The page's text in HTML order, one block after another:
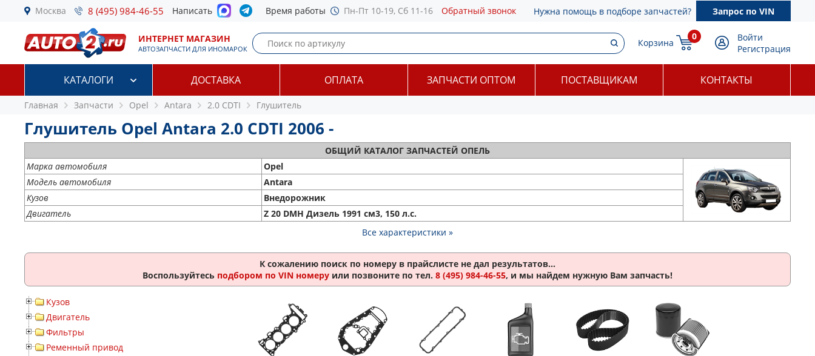
Москва 8 (495) 984-46-55 Написать Время работы Пн-Пт 10-19, Сб 11-16 Обратный звонок Нужна помощь в подборе запчастей? Запрос по VIN
ИНТЕРНЕТ МАГАЗИН
АВТОЗАПЧАСТИ ДЛЯ ИНОМАРОК
Корзина
0
Войти
Регистрация
КАТАЛОГИ ДОСТАВКА ОПЛАТА ЗАПЧАСТИ ОПТОМ ПОСТАВЩИКАМ КОНТАКТЫ
Главная Запчасти Opel Antara 2.0 CDTI Глушитель
Глушитель Opel Antara 2.0 CDTI 2006 -
ОБЩИЙ КАТАЛОГ ЗАПЧАСТЕЙ ОПЕЛЬ
Марка автомобиля
Opel
Модель автомобиля
Antara
Кузов
Внедорожник
Двигатель
Z 20 DMH Дизель 1991 см3, 150 л.с.
Все характеристики »
К сожалению поиск по номеру в прайслисте не дал результатов...
Воспользуйтесь подбором по VIN номеру или позвоните по тел. 8 (495) 984-46-55, и мы найдем нужную Вам запчасть!
Кузов
Двигатель
Фильтры
Ременный привод